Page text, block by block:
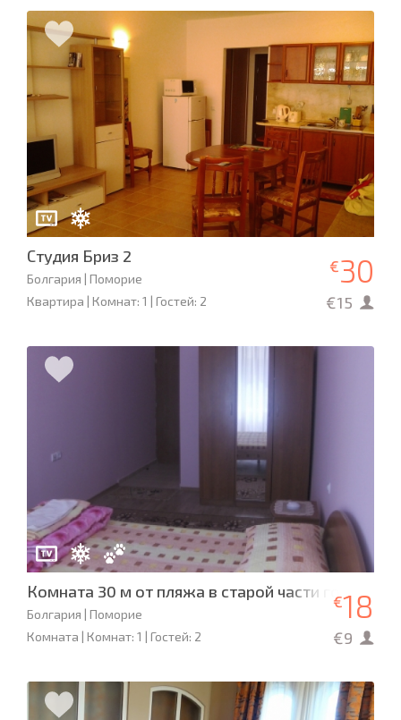
Студия Бриз 2
Болгария | Поморие
Квартира | Комнат: 1 | Гостей: 2
€30
€15
Комната 30 м от пляжа в старой части город
Болгария | Поморие
Комната | Комнат: 1 | Гостей: 2
€18
€9